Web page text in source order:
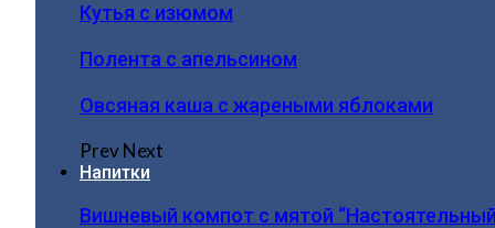
Кутья с изюмом
Полента с апельсином
Овсяная каша с жареными яблоками
PrevNext
Напитки
Вишневый компот с мятой